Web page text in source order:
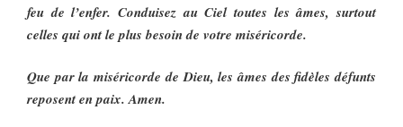
feu de l’enfer. Conduisez au Ciel toutes les âmes, surtout
celles qui ont le plus besoin de votre miséricorde.
Que par la miséricorde de Dieu, les âmes des fidèles défunts
reposent en paix. Amen.